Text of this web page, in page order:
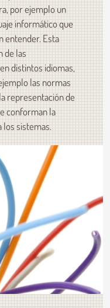
por ejemplo un
informático que
entender. Esta
de las
distintos idiomas,
las normas
representación de
conforman la
sistemas.